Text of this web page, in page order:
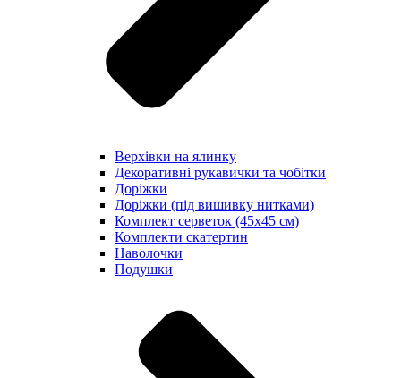
Верхівки на ялинку
Декоративні рукавички та чобітки
Доріжки
Доріжки (під вишивку нитками)
Комплект серветок (45х45 см)
Комплекти скатертин
Наволочки
Подушки